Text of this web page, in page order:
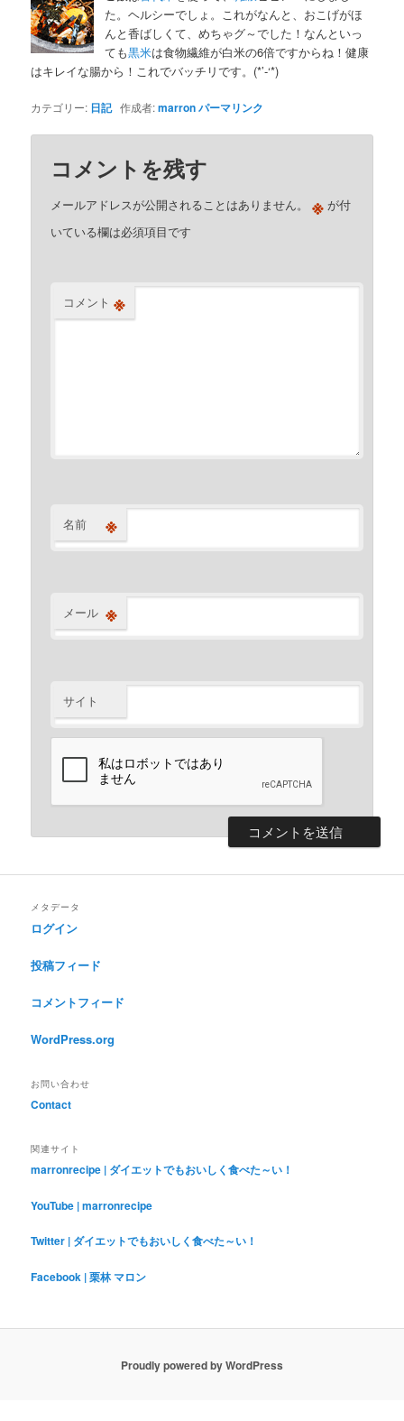
た。ヘルシーでしょ。これがなんと、おこげがほ
んと香ばしくて、めちゃグ～でした！なんといっ
ても黒米は食物繊維が白米の6倍ですからね！健康
はキレイな腸から！これでバッチリです。(*’-‘*)
カテゴリー: 日記作成者:marronパーマリンク
コメントを残す
メールアドレスが公開されることはありません。 ※ が付
いている欄は必須項目です
コメント ※
名前 ※
メール ※
サイト
メタデータ
ログイン
投稿フィード
コメントフィード
WordPress.org
お問い合わせ
Contact
関連サイト
marronrecipe | ダイエットでもおいしく食べた～い！
YouTube | marronrecipe
Twitter | ダイエットでもおいしく食べた～い！
Facebook | 栗林 マロン
Proudly powered by WordPress